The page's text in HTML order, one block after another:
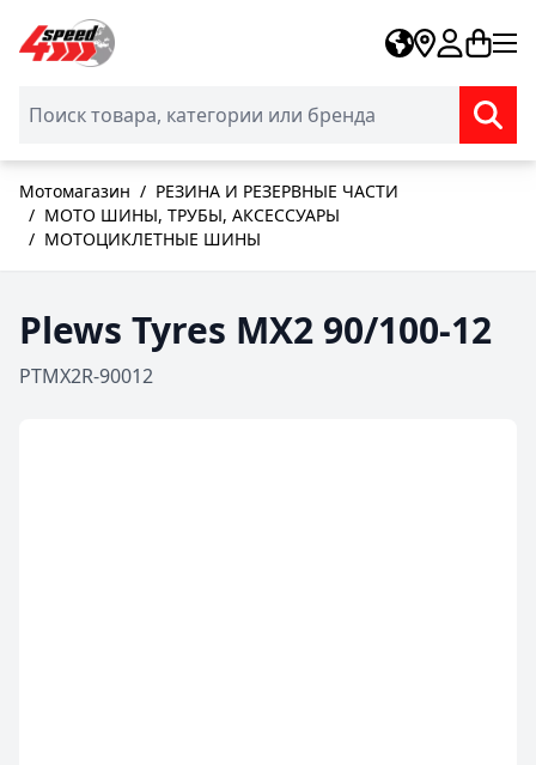
Skip to Content
Мотомагазин / РЕЗИНА И РЕЗЕРВНЫЕ ЧАСТИ
/ MOTO ШИНЫ, ТРУБЫ, АКСЕССУАРЫ
/ МОТОЦИКЛЕТНЫЕ ШИНЫ
Plews Tyres MX2 90/100-12
PTMX2R-90012